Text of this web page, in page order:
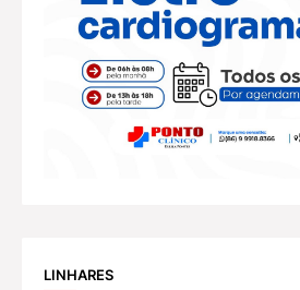
LINHARES